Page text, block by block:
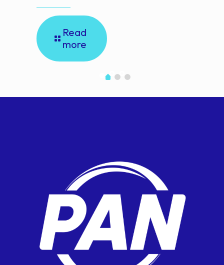
Read
more